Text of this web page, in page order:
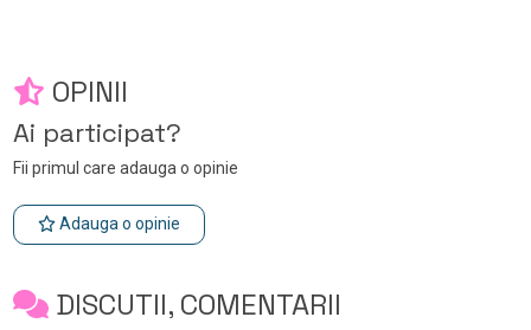
OPINII
Ai participat?
Fii primul care adauga o opinie
Adauga o opinie
DISCUTII, COMENTARII